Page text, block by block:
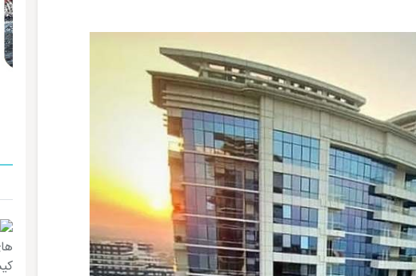
هتل های کیش تفریحات کیش